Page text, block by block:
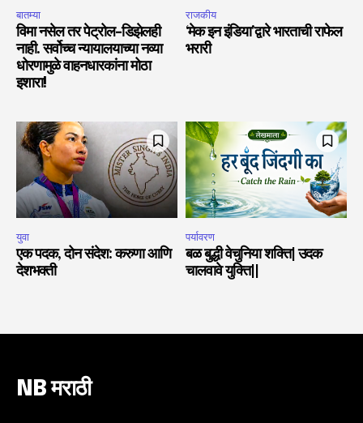
बातम्या
विमा नसेल तर पेट्रोल-डिझेलही
नाही. सर्वोच्च न्यायालयाच्या नव्या
धोरणामुळे वाहनधारकांना मोठा
इशारा!
राजकीय
‘मेक इन इंडिया’द्वारे भारताची राफेल
भरारी
युवा
एक पदक, दोन संदेश: करुणा आणि
देशभक्ती
पर्यावरण
बळ बुद्धी वेचुनिया शक्ति| उदक
चालवावे युक्ति||
NB मराठी